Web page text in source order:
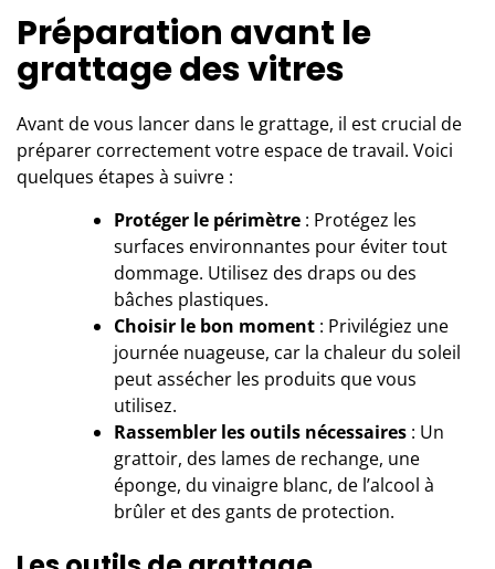
Préparation avant le
grattage des vitres
Avant de vous lancer dans le grattage, il est crucial de
préparer correctement votre espace de travail. Voici
quelques étapes à suivre :
Protéger le périmètre : Protégez les
surfaces environnantes pour éviter tout
dommage. Utilisez des draps ou des
bâches plastiques.
Choisir le bon moment : Privilégiez une
journée nuageuse, car la chaleur du soleil
peut assécher les produits que vous
utilisez.
Rassembler les outils nécessaires : Un
grattoir, des lames de rechange, une
éponge, du vinaigre blanc, de l’alcool à
brûler et des gants de protection.